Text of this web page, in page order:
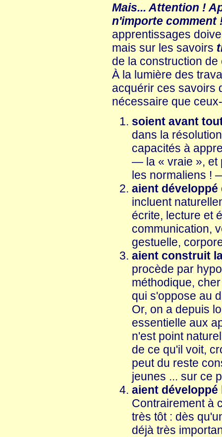
Mais... Attention !
n'importe comment
apprentissages
mais sur les savoirs
de la construction
À la lumière des
acquérir ces savoirs
nécessaire que
soient avant
dans la
capacités à
— la « vraie », et
les normaliens !
aient
incluent
écrite, lecture et
communication,
gestuelle,
aient construit
procède par
méthodique,
qui s'oppose au
Or, on a depuis
essentielle aux
n'est point
de ce qu'il voit,
peut du reste
jeunes ... sur ce
aient développé
Contrairement à
très tôt : dès
déjà très